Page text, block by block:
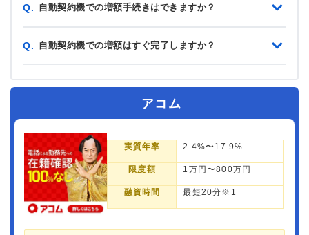
Q. 自動契約機での増額手続きはできますか？
Q. 自動契約機での増額はすぐ完了しますか？
アコム
実質年率 2.4%〜17.9%
限度額 1万円〜800万円
融資時間 最短20分※1